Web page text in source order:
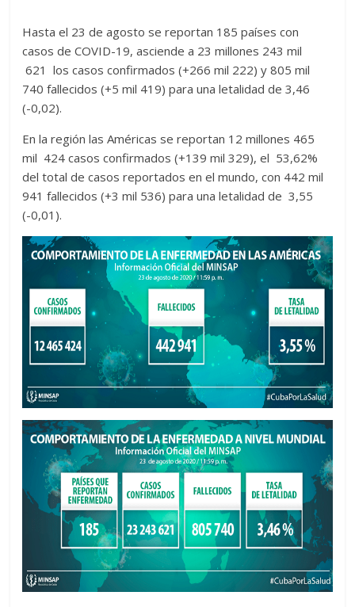
Hasta el 23 de agosto se reportan 185 países con
casos de COVID-19, asciende a 23 millones 243 mil
621 los casos confirmados (+266 mil 222) y 805 mil
740 fallecidos (+5 mil 419) para una letalidad de 3,46
(-0,02).
En la región las Américas se reportan 12 millones 465
mil 424 casos confirmados (+139 mil 329), el 53,62%
del total de casos reportados en el mundo, con 442 mil
941 fallecidos (+3 mil 536) para una letalidad de 3,55
(-0,01).